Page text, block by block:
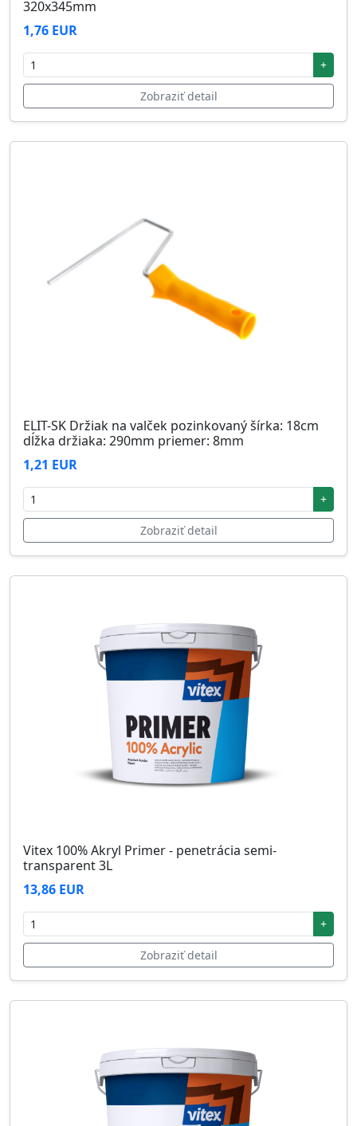
320x345mm
1,76 EUR
+
Zobraziť detail
ELIT-SK Držiak na valček pozinkovaný šírka: 18cm
dĺžka držiaka: 290mm priemer: 8mm
1,21 EUR
+
Zobraziť detail
Vitex 100% Akryl Primer - penetrácia semi-
transparent 3L
13,86 EUR
+
Zobraziť detail